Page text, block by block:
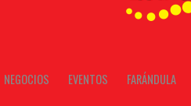
NEGOCIOS EVENTOS FARÁNDULA